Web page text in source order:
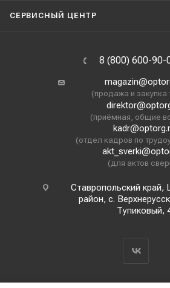
СЕРВИСНЫЙ ЦЕНТР
8 (800) 600-90-
(продажа и закупка
(приёмная, общие
(отдел кадров по
(для актов
Ставропольский край,
район, с.
Тупиковый,